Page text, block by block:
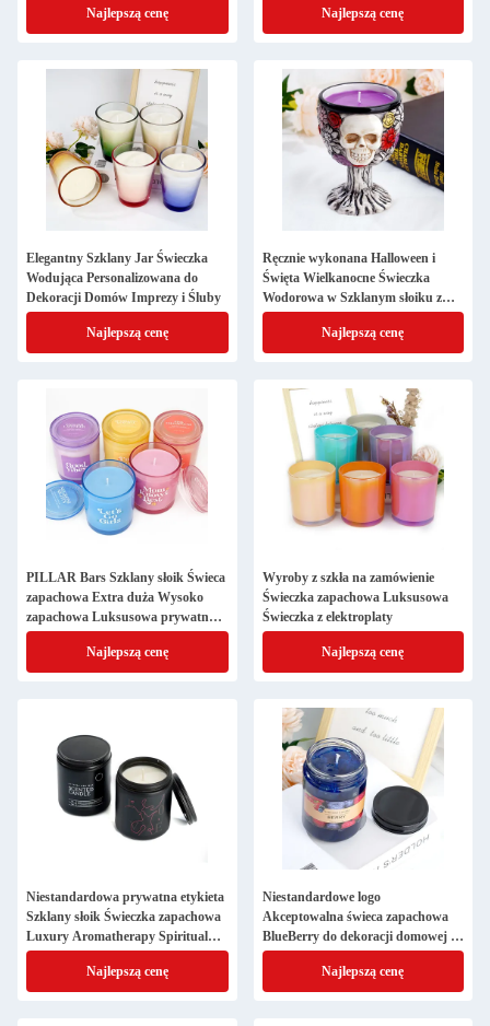
Najlepszą cenę Najlepszą cenę
Elegantny Szklany Jar Świeczka
Wodująca Personalizowana do
Dekoracji Domów Imprezy i Śluby
Najlepszą cenę
Ręcznie wykonana Halloween i
Święta Wielkanocne Świeczka
Wodorowa w Szklanym słoiku z
Niestandardowym Zapachem
Najlepszą cenę
PILLAR Bars Szklany słoik Świeca
zapachowa Extra duża Wysoko
zapachowa Luksusowa prywatna
etykieta Dostosowywalna
Najlepszą cenę
Wyroby z szkła na zamówienie
Świeczka zapachowa Luksusowa
Świeczka z elektroplaty
Najlepszą cenę
Niestandardowa prywatna etykieta
Szklany słoik Świeczka zapachowa
Luxury Aromatherapy Spiritual
Healing Matte Black Soja Wax
Najlepszą cenę
Niestandardowe logo
Akceptowalna świeca zapachowa
BlueBerry do dekoracji domowej i
aromaterapii
Najlepszą cenę